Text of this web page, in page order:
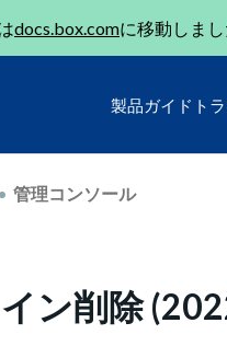
docs.box.comに移動しま
製品ガイド ト
管理コンソール
ン削除